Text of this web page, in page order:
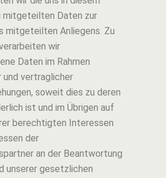
mitgeteilten Daten zur
mitgeteilten Anliegens. Zu
wir
Daten im Rahmen
vertraglicher
soweit dies zu deren
ist und im Übrigen auf
berechtigten Interessen
der
an der Beantwortung
unserer gesetzlichen